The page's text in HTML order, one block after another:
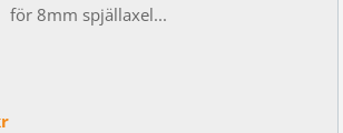
för 8mm spjällaxel...